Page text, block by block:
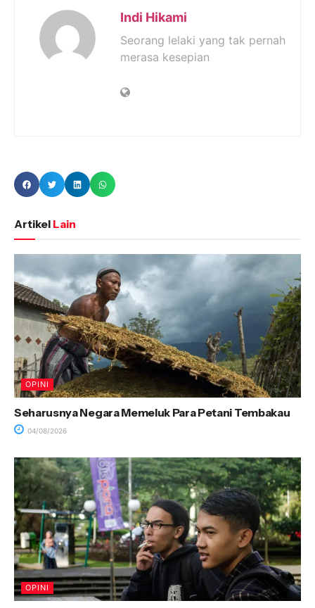
Indi Hikami
Seorang lelaki yang tak pernah
merasa kesepian
Artikel Lain
OPINI
Seharusnya Negara Memeluk Para Petani Tembakau
04/08/2026
OPINI